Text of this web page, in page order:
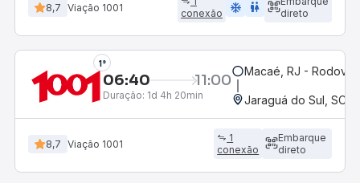
8,7 Viação 1001
conexão
ac_unit wc
direto
1°
06:40 11:00
Duração: 1d 4h 20min
Macaé, RJ -
Jaraguá do Sul, SC
8,7 Viação 1001
1
conexão
Embarque
direto